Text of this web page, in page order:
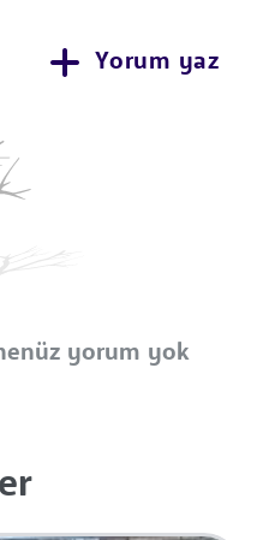
Yorum yaz
yorum yok